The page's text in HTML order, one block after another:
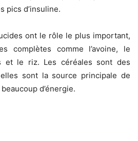
pics d’insuline.
ont le rôle le plus important,
complètes comme l’avoine, le
et le riz. Les céréales sont des
sont la source principale de
d’énergie.